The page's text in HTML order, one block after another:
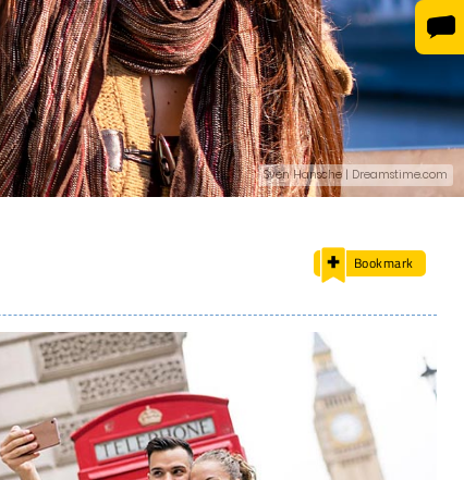
Sven Hansche | Dreamstime.com
Bookmark